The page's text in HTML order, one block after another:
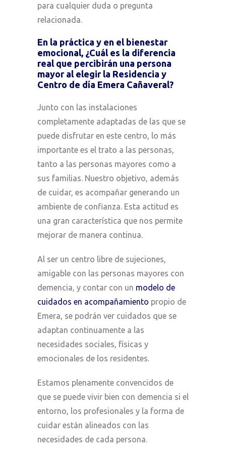
para cualquier duda o pregunta
relacionada.
En la práctica y en el bienestar
emocional, ¿Cuál es la diferencia
real que percibirán una persona
mayor al elegir la Residencia y
Centro de día Emera Cañaveral?
Junto con las instalaciones
completamente adaptadas de las que se
puede disfrutar en este centro, lo más
importante es el trato a las personas,
tanto a las personas mayores como a
sus familias. Nuestro objetivo, además
de cuidar, es acompañar generando un
ambiente de confianza. Esta actitud es
una gran característica que nos permite
mejorar de manera continua.
Al ser un centro libre de sujeciones,
amigable con las personas mayores con
demencia, y contar con un modelo de
cuidados en acompañamiento propio de
Emera, se podrán ver cuidados que se
adaptan continuamente a las
necesidades sociales, físicas y
emocionales de los residentes.
Estamos plenamente convencidos de
que se puede vivir bien con demencia si el
entorno, los profesionales y la forma de
cuidar están alineados con las
necesidades de cada persona.